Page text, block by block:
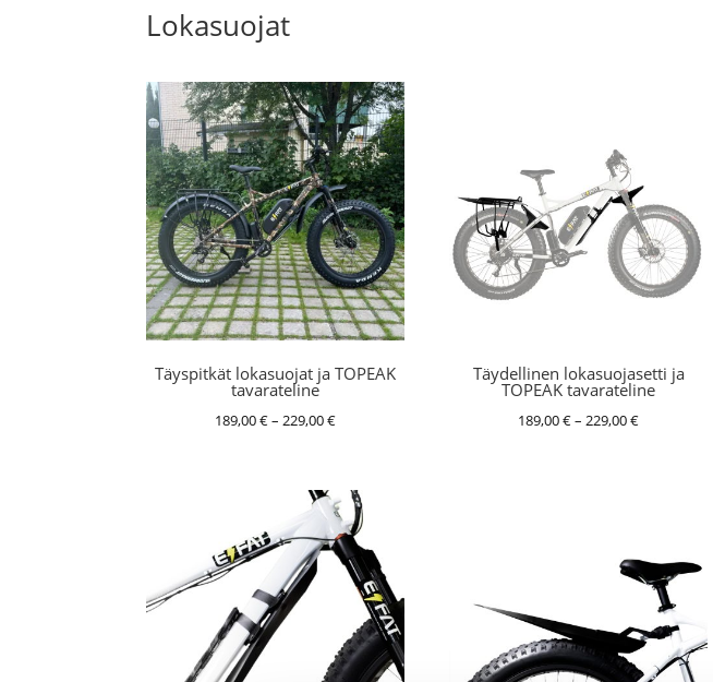
Lokasuojat
Täyspitkät lokasuojat ja TOPEAK
tavarateline
189,00€– 229,00€Hintaluokka:
229,00 €
Täydellinen lokasuojasetti ja
TOPEAK tavarateline
189,00€– 229,00€Hintaluokka: